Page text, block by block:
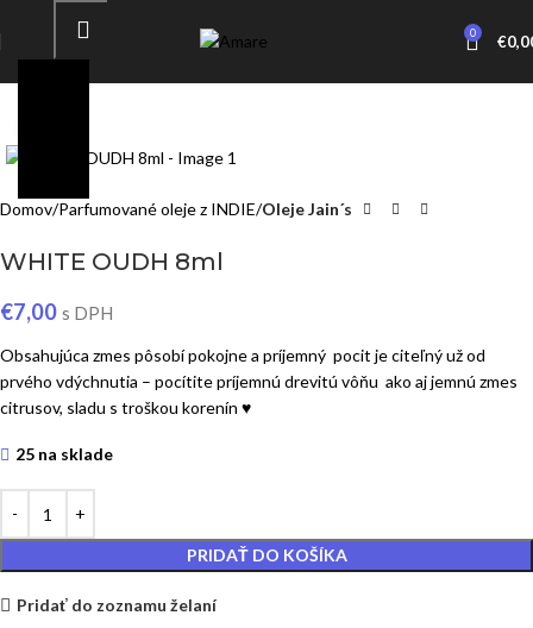
0 €
Domov Parfumované oleje z INDIE Oleje Jain´s
WHITE OUDH 8ml
€7,00 s DPH
Obsahujúca zmes pôsobí pokojne a príjemný pocit je citeľný už od
prvého vdýchnutia – pocítite príjemnú drevitú vôňu ako aj jemnú zmes
citrusov, sladu s troškou korenín ♥
25 na sklade
PRIDAŤ DO KOŠÍKA
Pridať do zoznamu želaní